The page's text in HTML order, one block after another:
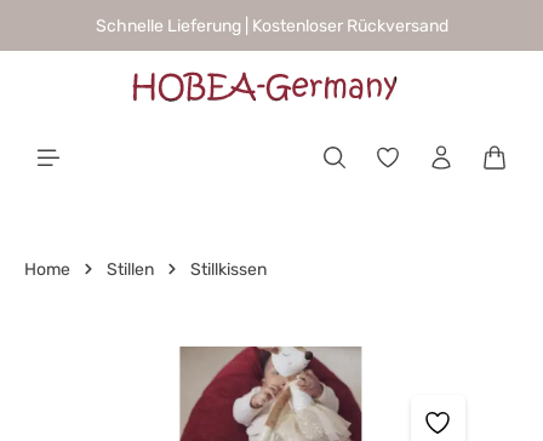
springenSchnelle Lieferung | Kostenloser Rückversand
Home Stillen Stillkissen
Bildergalerie überspringen